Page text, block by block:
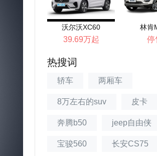
沃尔沃XC60
39.69万起
林肯
停
热搜词
轿车 两厢车
8万左右的suv 皮卡
奔腾b50 jeep自由侠
宝骏560 长安CS75